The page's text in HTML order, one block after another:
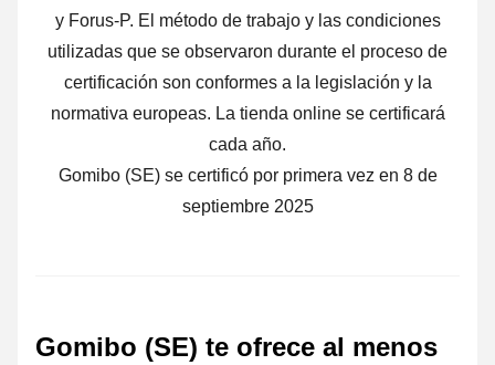
y Forus-P. El método de trabajo y las condiciones
utilizadas que se observaron durante el proceso de
certificación son conformes a la legislación y la
normativa europeas. La tienda online se certificará
cada año.
Gomibo (SE) se certificó por primera vez en 8 de
septiembre 2025
Gomibo (SE) te ofrece al menos